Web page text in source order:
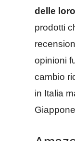
delle
prodotti
opinioni
cambio
in Italia